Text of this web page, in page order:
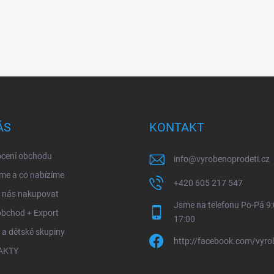
obchodu
a co nabízíme
nás nakupovat
+ Export
a dětské skupiny
KONTAKT
info@vyrobenoprodeti.cz
+420 605 217 547
Jsme na telefonu Po-Pá
17:00
http://facebook.com/